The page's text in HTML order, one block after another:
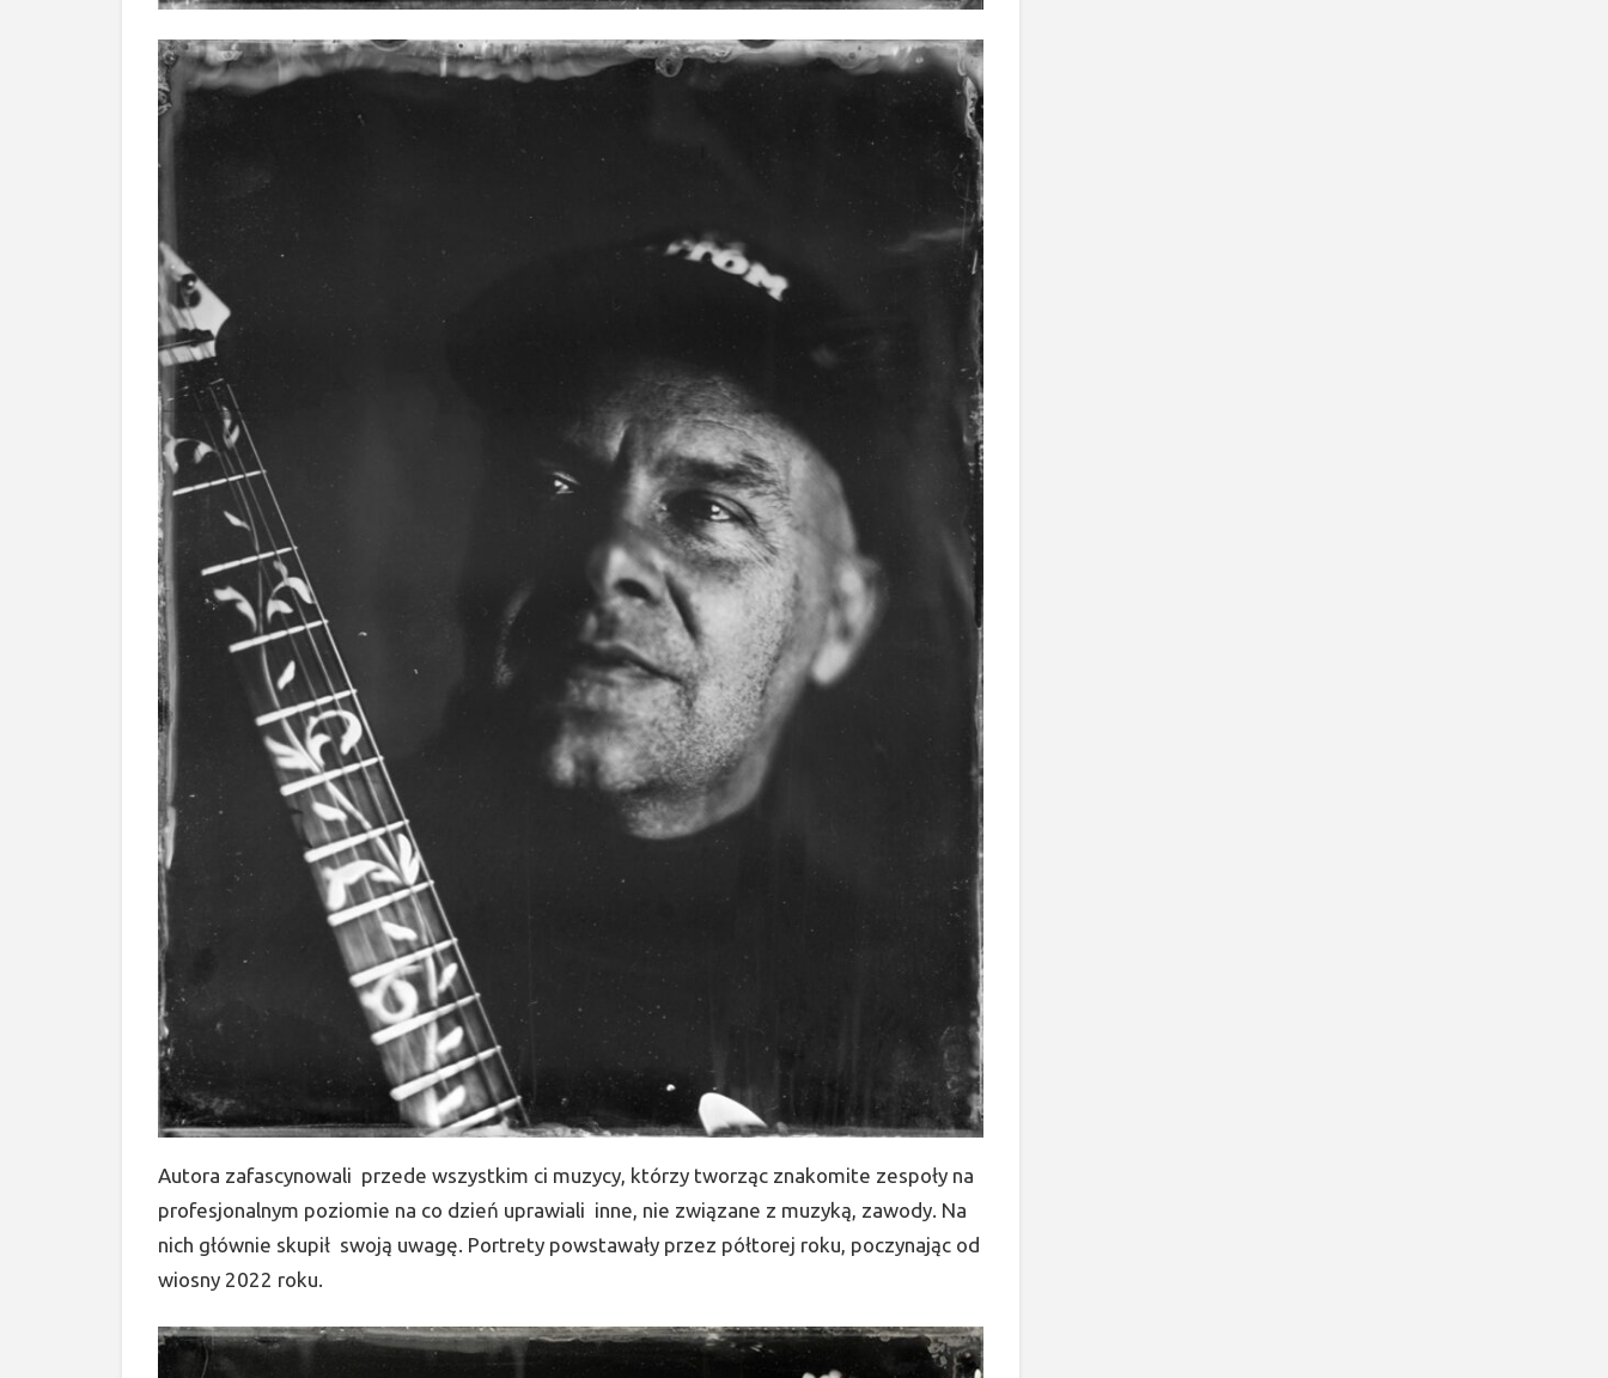
Autora zafascynowali przede wszystkim ci muzycy, którzy tworząc znakomite zespoły na
profesjonalnym poziomie na co dzień uprawiali inne, nie związane z muzyką, zawody. Na
nich głównie skupił swoją uwagę. Portrety powstawały przez półtorej roku, poczynając od
wiosny 2022 roku.